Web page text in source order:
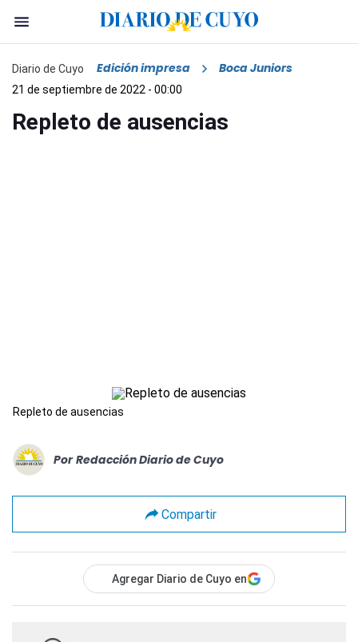
Diario de Cuyo Edición impresa Boca Juniors
21 de septiembre de 2022 - 00:00
Repleto de ausencias
Repleto de ausencias
Por Redacción Diario de Cuyo
Compartir
Agregar Diario de Cuyo en